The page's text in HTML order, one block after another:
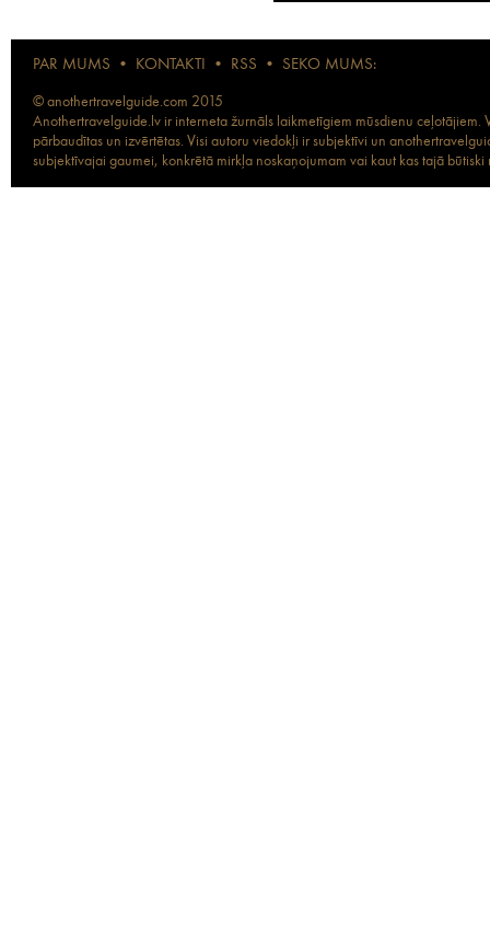
PAR MUMS • KONTAKTI • RSS • SEKO MUMS:
© anothertravelguide.com 2015
Anothertravelguide.lv ir interneta žurnāls laikmetīgiem mūsdienu
pārbaudītas un izvērtētas. Visi autoru viedokļi ir subjektīvi un
subjektīvajai gaumei, konkrētā mirkļa noskaņojumam vai kaut kas tajā